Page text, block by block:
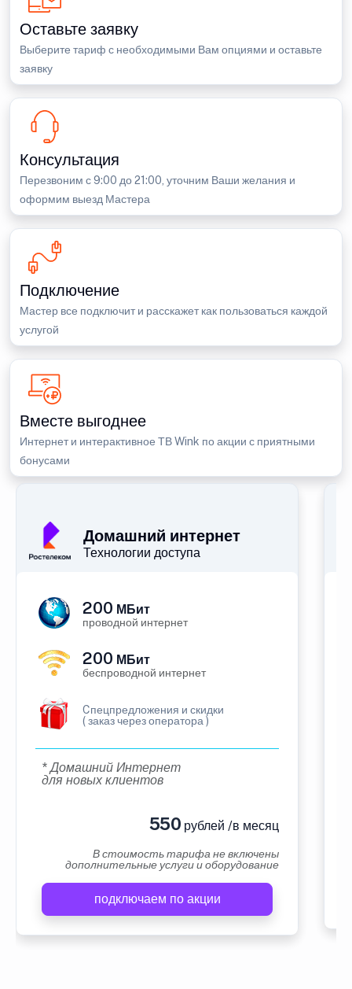
Оставьте заявку
Выберите тариф с необходимыми Вам опциями и оставьте
заявку
Консультация
Перезвоним с 9:00 до 21:00, уточним Ваши желания и
оформим выезд Мастера
Подключение
Мастер все подключит и расскажет как пользоваться каждой
услугой
Вместе выгоднее
Интернет и интерактивное ТВ Wink по акции с приятными
бонусами
Домашний интернет
Технологии доступа
200 МБит
проводной интернет
200 МБит
беспроводной интернет
Cпецпредложения и скидки
( заказ через оператора )
* Домашний Интернет
для новых клиентов
550 рублей /в месяц
В стоимость тарифа не включены
дополнительные услуги и оборудование
подключаем по акции